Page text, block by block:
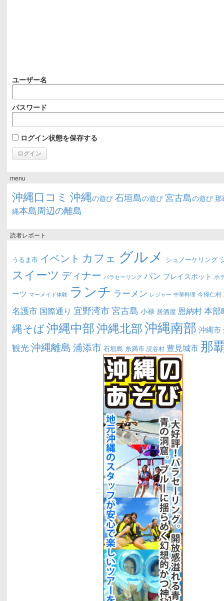
ユーザー名
パスワード
ログイン状態を保存する
menu
沖縄口コミ 沖縄の遊び 石垣島の遊び 宮古島の遊び 那
縄本島周辺の離島
読者レポート
うるま市 イベント カフェ グルメ シュノーケリング
スイーツ ディナー パラセーリング パン プレイスポット ホ
ーツ マーメイド体験 ランチ ラーメン レジャー 中華料理 今帰仁村
名護市 国際通り 宜野湾市宮古島 小禄 居酒屋 恩納村本部
縄そば沖縄中部沖縄北部沖縄南部 沖縄市
観光沖縄離島 浦添市 石垣島 糸満市 読谷村 豊見城市 那